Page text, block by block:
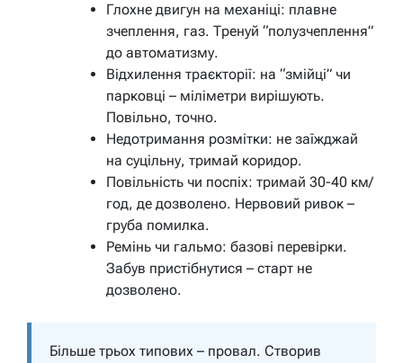
Глохне двигун на механіці: плавне
зчеплення, газ. Тренуй “полузчеплення”
до автоматизму.
Відхилення траєкторії: на “змійці” чи
парковці – міліметри вирішують.
Повільно, точно.
Недотримання розмітки: не заїжджай
на суцільну, тримай коридор.
Повільність чи поспіх: тримай 30-40 км/
год, де дозволено. Нервовий ривок –
груба помилка.
Ремінь чи гальмо: базові перевірки.
Забув пристібнутися – старт не
дозволено.
Більше трьох типових – провал. Створив